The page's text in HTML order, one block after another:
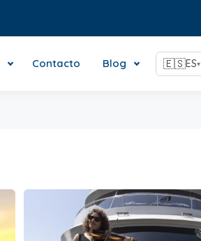
Contacto Blog 🇪🇸ES▾